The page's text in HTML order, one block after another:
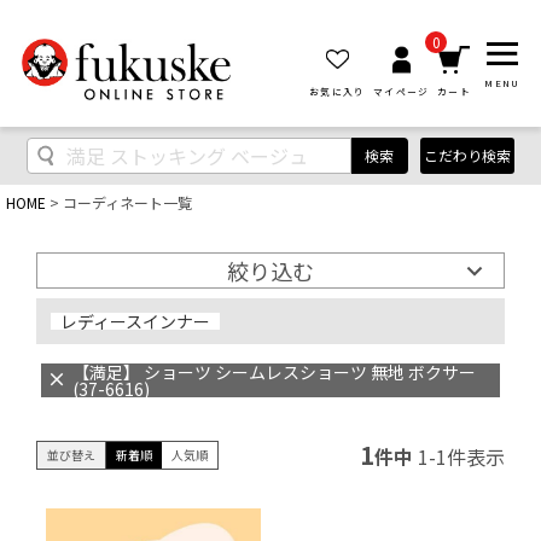
お気に入り マイページ
0
カート
MENU
検索 こだわり検索
HOME コーディネート一覧
絞り込む
レディースインナー
【満足】 ショーツ シームレスショーツ 無地 ボクサー
(37-6616)
並び替え 新着順 人気順 1件中 1-1件表示